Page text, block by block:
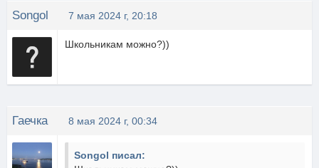
Songol 7 мая 2024 г, 20:18
Школьникам можно?))
Гаечка 8 мая 2024 г, 00:34
Songol писал: